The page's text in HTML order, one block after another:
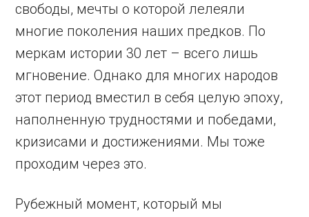
свободы, мечты о которой лелеяли
многие поколения наших предков. По
меркам истории 30 лет – всего лишь
мгновение. Однако для многих народов
этот период вместил в себя целую эпоху,
наполненную трудностями и победами,
кризисами и достижениями. Мы тоже
проходим через это.
Рубежный момент, который мы